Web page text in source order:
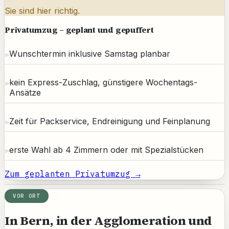
Sie sind hier richtig.
Privatumzug – geplant und gepuffert
Wunschtermin inklusive Samstag planbar
kein Express-Zuschlag, günstigere Wochentags-
Ansätze
Zeit für Packservice, Endreinigung und Feinplanung
erste Wahl ab 4 Zimmern oder mit Spezialstücken
Zum geplanten Privatumzug →
VOR ORT
In Bern, in der Agglomeration und